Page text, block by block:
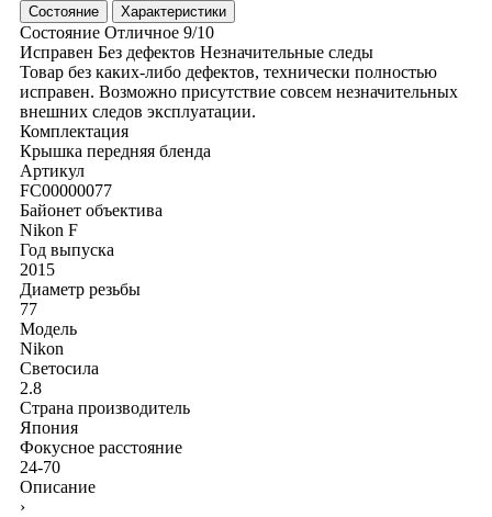
Состояние Характеристики
Состояние Отличное 9/10
Исправен Без дефектов Незначительные следы
Товар без каких-либо дефектов, технически полностью
исправен. Возможно присутствие совсем незначительных
внешних следов эксплуатации.
Комплектация
Крышка передняя бленда
Артикул
FC00000077
Байонет объектива
Nikon F
Год выпуска
2015
Диаметр резьбы
77
Модель
Nikon
Светосила
2.8
Страна производитель
Япония
Фокусное расстояние
24-70
Описание
›